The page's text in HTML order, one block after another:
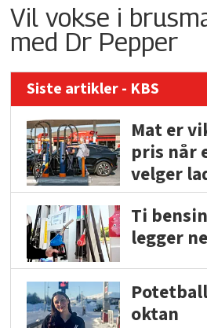
Vil vokse i
med Dr Pepper
Siste artikler - KBS
Mat er
pris når
velger
Ti
legger
oktan